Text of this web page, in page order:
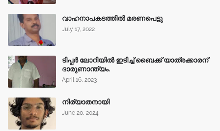
വാഹനാപകടത്തിൽ മരണപെട്ടു
July 17, 2022
ടിപ്പർ ലോറിയിൽ ഇടിച്ച് ബൈക്ക് യാത്രക്കാരന്
ദാരുണാന്ത്യം.
April 16, 2023
നിര്യാതനായി
June 20, 2024